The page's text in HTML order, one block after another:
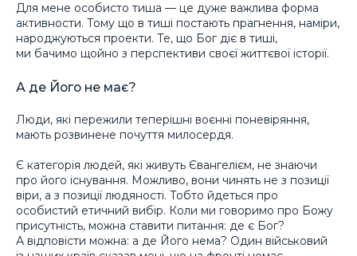
Для мене особисто тиша — це дуже важлива форма
активности. Тому що в тиші постають прагнення, наміри,
народжуються проекти. Те, що Бог діє в тиші,
ми бачимо щойно з перспективи своєї життєвої історії.
А де Його не має?
Люди, які пережили теперішні воєнні поневіряння,
мають розвинене почуття милосердя.
Є категорія людей, які живуть Євангелієм, не знаючи
про його існування. Можливо, вони чинять не з позиції
віри, а з позиції людяності. Тобто йдеться про
особистий етичний вибір. Коли ми говоримо про Божу
присутність, можна ставити питання: де є Бог?
А відповісти можна: а де Його нема? Один військовий